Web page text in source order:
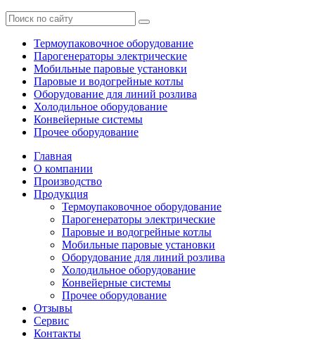
Термоупаковочное оборудование
Парогенераторы электрические
Мобильные паровые установки
Паровые и водогрейные котлы
Оборудование для линий розлива
Холодильное оборудование
Конвейерные системы
Прочее оборудование
Главная
О компании
Производство
Продукция
Термоупаковочное оборудование
Парогенераторы электрические
Паровые и водогрейные котлы
Мобильные паровые установки
Оборудование для линий розлива
Холодильное оборудование
Конвейерные системы
Прочее оборудование
Отзывы
Сервис
Контакты